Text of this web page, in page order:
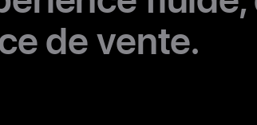
de vente.